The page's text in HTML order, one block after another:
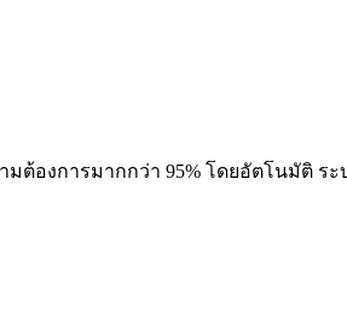
งการมากกว่า 95% โดยอัตโนมัติ ร